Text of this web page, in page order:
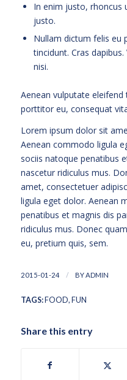
In enim justo, rhoncus
justo.
Nullam dictum felis eu
tincidunt. Cras
nisi.
Aenean vulputate eleifend
porttitor eu, consequat
Lorem ipsum dolor sit
Aenean commodo ligula
sociis natoque penatibus
nascetur ridiculus mus.
amet, consectetuer
ligula eget dolor. Aenean
penatibus et magnis dis
ridiculus mus. Donec
eu, pretium quis, sem.
2015-01-24 / BYADMIN
TAGS: FOOD, FUN
Share this entry